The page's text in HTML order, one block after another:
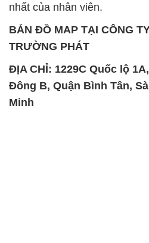
nhất của nhân viên.
BẢN ĐỒ MAP TẠI CÔNG
TRƯỜNG PHÁT
ĐỊA CHỈ: 1229C Quốc lộ
Đông B, Quận Bình Tân,
Minh